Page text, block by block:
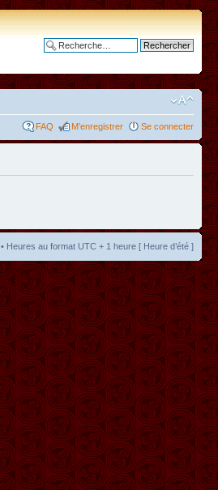
FAQ M’enregistrer Se connecter
• Heures au format UTC + 1 heure [ Heure d’été ]